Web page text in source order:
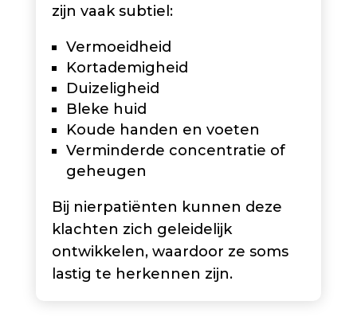
zijn vaak subtiel:
Vermoeidheid
Kortademigheid
Duizeligheid
Bleke huid
Koude handen en voeten
Verminderde concentratie of
geheugen
Bij nierpatiënten kunnen deze
klachten zich geleidelijk
ontwikkelen, waardoor ze soms
lastig te herkennen zijn.